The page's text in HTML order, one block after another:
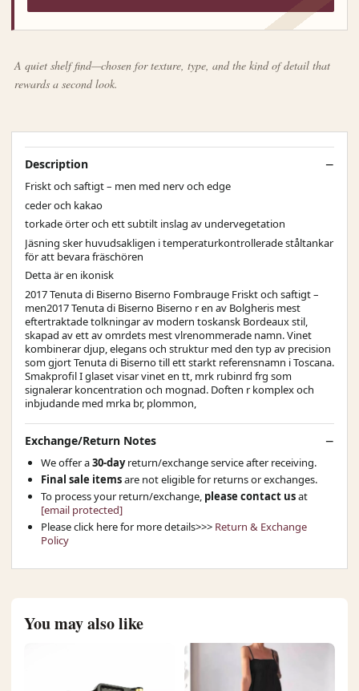
A quiet shelf find—chosen for texture, type, and the kind of detail that
rewards a second look.
Description
Friskt och saftigt – men med nerv och edge
ceder och kakao
torkade örter och ett subtilt inslag av undervegetation
Jäsning sker huvudsakligen i temperaturkontrollerade ståltankar
för att bevara fräschören
Detta är en ikonisk
2017 Tenuta di Biserno Biserno Fombrauge Friskt och saftigt –
men2017 Tenuta di Biserno Biserno r en av Bolgheris mest
eftertraktade tolkningar av modern toskansk Bordeaux stil,
skapad av ett av omrdets mest vlrenommerade namn. Vinet
kombinerar djup, elegans och struktur med den typ av precision
som gjort Tenuta di Biserno till ett starkt referensnamn i Toscana.
Smakprofil I glaset visar vinet en tt, mrk rubinrd frg som
signalerar koncentration och mognad. Doften r komplex och
inbjudande med mrka br, plommon,
Exchange/Return Notes
We offer a30-dayreturn/exchange service after receiving.
Final sale itemsare not eligible for returns or exchanges.
To process your return/exchange, please contact usat
[email protected]
Please click here for more details>>> Return & Exchange
Policy
You may also like